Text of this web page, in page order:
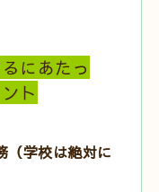
にあたっ
ト
（学校は絶対に